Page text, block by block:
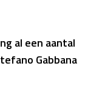
al een aantal
Gabbana